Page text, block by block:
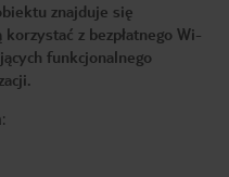
znajduje się
z bezpłatnego Wi-
funkcjonalnego